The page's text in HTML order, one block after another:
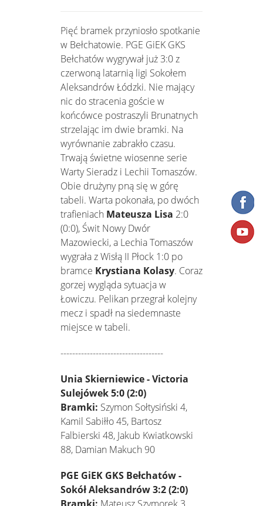
Pięć bramek przyniosło spotkanie
w Bełchatowie. PGE GiEK GKS
Bełchatów wygrywał już 3:0 z
czerwoną latarnią ligi Sokołem
Aleksandrów Łódzki. Nie mający
nic do stracenia goście w
końcówce postraszyli Brunatnych
strzelając im dwie bramki. Na
wyrównanie zabrakło czasu.
Trwają świetne wiosenne serie
Warty Sieradz i Lechii Tomaszów.
Obie drużyny pną się w górę
tabeli. Warta pokonała, po dwóch
trafieniach Mateusza Lisa 2:0
(0:0), Świt Nowy Dwór
Mazowiecki, a Lechia Tomaszów
wygrała z Wisłą II Płock 1:0 po
bramce Krystiana Kolasy. Coraz
gorzej wygląda sytuacja w
Łowiczu. Pelikan przegrał kolejny
mecz i spadł na siedemnaste
miejsce w tabeli.
-----------------------------------
Unia Skierniewice - Victoria
Sulejówek 5:0 (2:0)
Bramki: Szymon Sołtysiński 4,
Kamil Sabiłło 45, Bartosz
Falbierski 48, Jakub Kwiatkowski
88, Damian Makuch 90
PGE GiEK GKS Bełchatów -
Sokół Aleksandrów 3:2 (2:0)